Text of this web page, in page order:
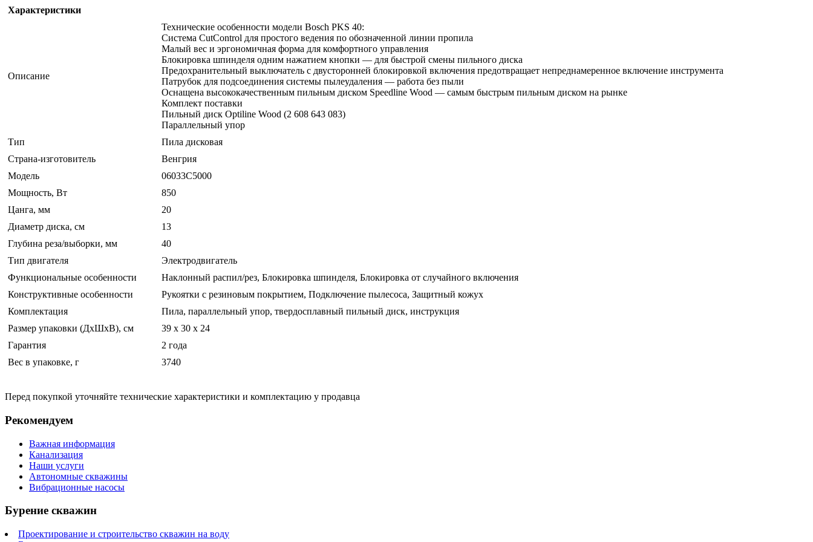
Характеристики
Описание
Технические особенности модели Bosch PKS 40:
Система CutControl для простого ведения по обозначенной линии пропила
Малый вес и эргономичная форма для комфортного управления
Блокировка шпинделя одним нажатием кнопки — для быстрой смены пильного диска
Предохранительный выключатель с двусторонней блокировкой включения предотвращает непреднамеренное включение инструмента
Патрубок для подсоединения системы пылеудаления — работа без пыли
Оснащена высококачественным пильным диском Speedline Wood — самым быстрым пильным диском на рынке
Комплект поставки
Пильный диск Optiline Wood (2 608 643 083)
Параллельный упор
Тип
Пила дисковая
Страна-изготовитель
Венгрия
Модель
06033C5000
Мощность, Вт
850
Цанга, мм
20
Диаметр диска, см
13
Глубина реза/выборки, мм
40
Тип двигателя
Электродвигатель
Функциональные особенности
Наклонный распил/рез, Блокировка шпинделя, Блокировка от случайного включения
Конструктивные особенности
Рукоятки с резиновым покрытием, Подключение пылесоса, Защитный кожух
Комплектация
Пила, параллельный упор, твердосплавный пильный диск, инструкция
Размер упаковки (ДхШхВ), см
39 x 30 x 24
Гарантия
2 года
Вес в упаковке, г
3740
Перед покупкой уточняйте технические характеристики и комплектацию у продавца
Рекомендуем
Важная информация
Канализация
Наши услуги
Автономные скважины
Вибрационные насосы
Бурение скважин
Проектирование и строительство скважин на воду